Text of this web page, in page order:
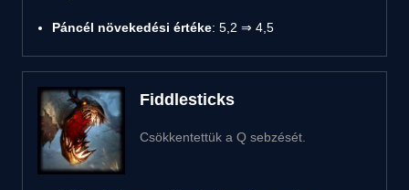
Páncél növekedési értéke: 5,2 ⇒ 4,5
Fiddlesticks
Csökkentettük a Q sebzését.